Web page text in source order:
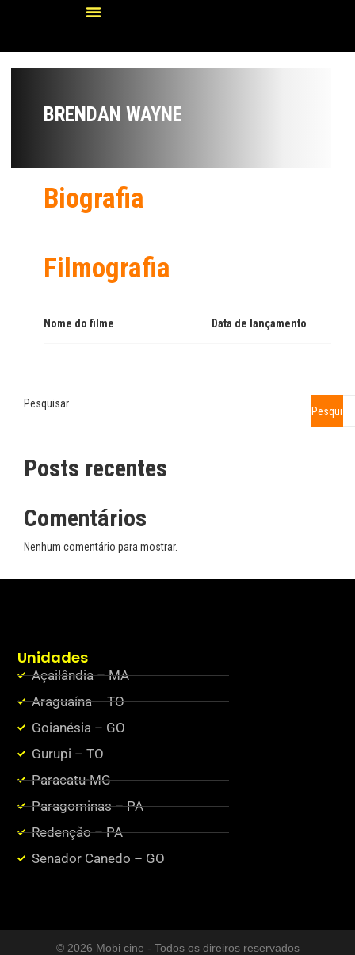
BRENDAN WAYNE
Biografia
Filmografia
Nome do filme Data de lançamento
Pesquisar
Posts recentes
Comentários
Nenhum comentário para mostrar.
Unidades
Açailândia – MA
Araguaína – TO
Goianésia – GO
Gurupi – TO
Paracatu-MG
Paragominas – PA
Redenção – PA
Senador Canedo – GO
© 2026 Mobi cine - Todos os direiros reservados